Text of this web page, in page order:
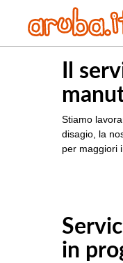
Il
Stiamo
disagio, la
per maggiori
in